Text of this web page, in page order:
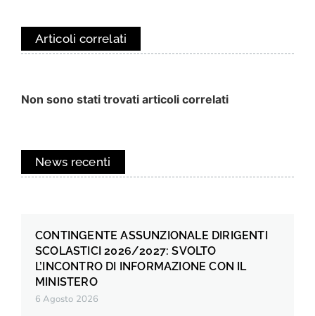
Articoli correlati
Non sono stati trovati articoli correlati
News recenti
CONTINGENTE ASSUNZIONALE DIRIGENTI
SCOLASTICI 2026/2027: SVOLTO
L’INCONTRO DI INFORMAZIONE CON IL
MINISTERO
6 Agosto 2026